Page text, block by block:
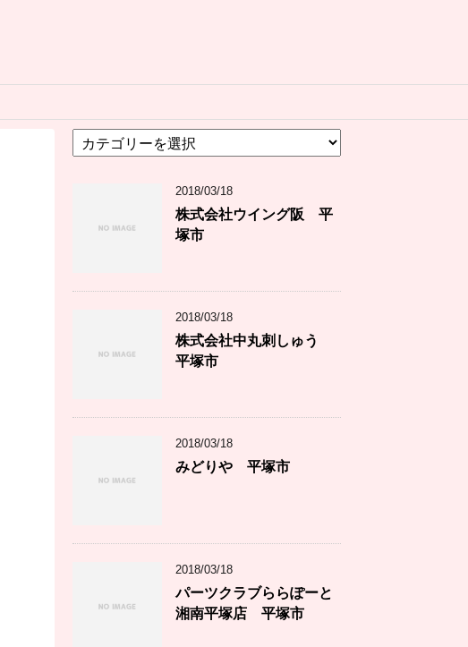
テ
2018/03/18
株式会社ウイング阪 平
塚市
2018/03/18
株式会社中丸刺しゅう
平塚市
2018/03/18
みどりや 平塚市
2018/03/18
パーツクラブららぽーと
湘南平塚店 平塚市